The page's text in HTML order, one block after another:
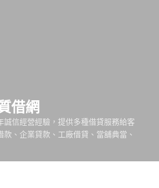
借網
誠信經營經驗，提供多種借貸服務給客
、企業貸款、工廠借貸、當舖典當、